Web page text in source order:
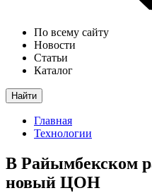
По всему сайту
Новости
Статьи
Каталог
Найти
Главная
Технологии
В Райымбекском
новый ЦОН